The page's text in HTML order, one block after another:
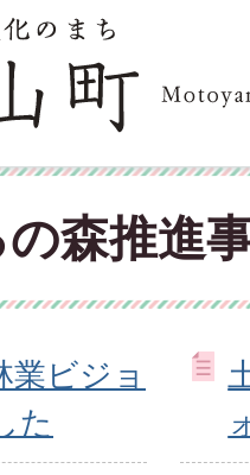
森推進
業ビジョ
た